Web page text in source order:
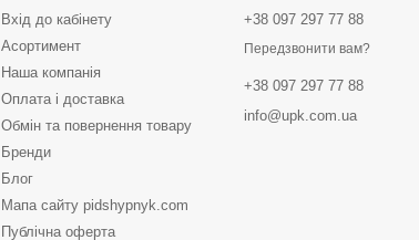
Вхід до кабінету
Асортимент
Наша компанія
Оплата і доставка
Обмін та повернення товару
Бренди
Блог
Мапа сайту pidshypnyk.com
Публічна оферта
+38 097 297 77 88
Передзвонити вам?
+38 097 297 77 88
info@upk.com.ua